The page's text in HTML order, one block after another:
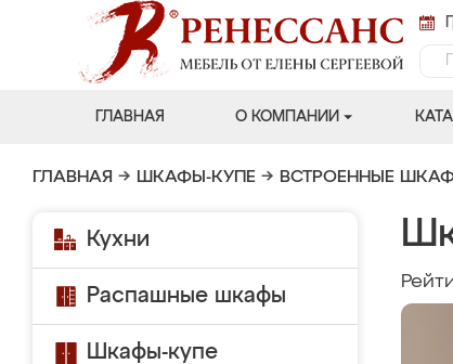
ГЛАВНАЯ О КОМПАНИИ
ГЛАВНАЯ → ШКАФЫ-КУПЕ → ВСТРОЕННЫЕ
Кухни
Распашные шкафы
Шкафы-купе